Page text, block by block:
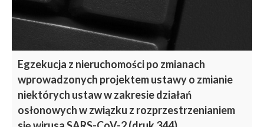
Egzekucja z nieruchomości po zmianach
wprowadzonych projektem ustawy o zmianie
niektórych ustaw w zakresie działań
osłonowych w związku z rozprzestrzenianiem